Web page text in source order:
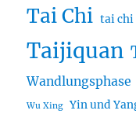
Tai Chi tai chi
Taijiquan
Wandlungsphase
Wu Xing Yin und